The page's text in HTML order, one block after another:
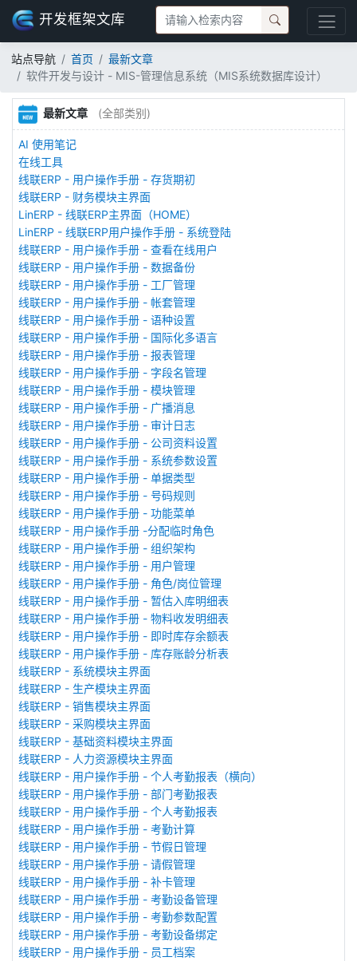
开发框架文库
站点导航 首页
最新文章
软件开发与设计 - MIS-管理信息系统（MIS系统数据库设计）
最新文章 (全部类别)
AI 使用笔记
在线工具
线联ERP - 用户操作手册 - 存货期初
线联ERP - 财务模块主界面
LinERP - 线联ERP主界面（HOME）
LinERP - 线联ERP用户操作手册 - 系统登陆
线联ERP - 用户操作手册 - 查看在线用户
线联ERP - 用户操作手册 - 数据备份
线联ERP - 用户操作手册 - 工厂管理
线联ERP - 用户操作手册 - 帐套管理
线联ERP - 用户操作手册 - 语种设置
线联ERP - 用户操作手册 - 国际化多语言
线联ERP - 用户操作手册 - 报表管理
线联ERP - 用户操作手册 - 字段名管理
线联ERP - 用户操作手册 - 模块管理
线联ERP - 用户操作手册 - 广播消息
线联ERP - 用户操作手册 - 审计日志
线联ERP - 用户操作手册 - 公司资料设置
线联ERP - 用户操作手册 - 系统参数设置
线联ERP - 用户操作手册 - 单据类型
线联ERP - 用户操作手册 - 号码规则
线联ERP - 用户操作手册 - 功能菜单
线联ERP - 用户操作手册 -分配临时角色
线联ERP - 用户操作手册 - 组织架构
线联ERP - 用户操作手册 - 用户管理
线联ERP - 用户操作手册 - 角色/岗位管理
线联ERP - 用户操作手册 - 暂估入库明细表
线联ERP - 用户操作手册 - 物料收发明细表
线联ERP - 用户操作手册 - 即时库存余额表
线联ERP - 用户操作手册 - 库存账龄分析表
线联ERP - 系统模块主界面
线联ERP - 生产模块主界面
线联ERP - 销售模块主界面
线联ERP - 采购模块主界面
线联ERP - 基础资料模块主界面
线联ERP - 人力资源模块主界面
线联ERP - 用户操作手册 - 个人考勤报表（横向）
线联ERP - 用户操作手册 - 部门考勤报表
线联ERP - 用户操作手册 - 个人考勤报表
线联ERP - 用户操作手册 - 考勤计算
线联ERP - 用户操作手册 - 节假日管理
线联ERP - 用户操作手册 - 请假管理
线联ERP - 用户操作手册 - 补卡管理
线联ERP - 用户操作手册 - 考勤设备管理
线联ERP - 用户操作手册 - 考勤参数配置
线联ERP - 用户操作手册 - 考勤设备绑定
线联ERP - 用户操作手册 - 员工档案